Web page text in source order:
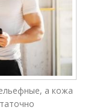
а кожа